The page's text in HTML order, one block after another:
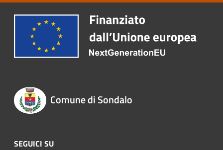
Comune di Sondalo
SEGUICI SU